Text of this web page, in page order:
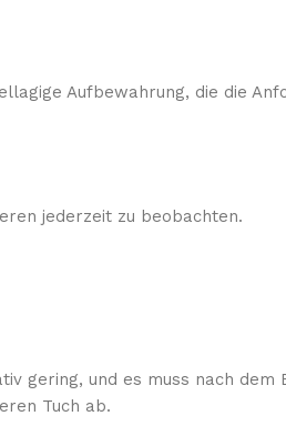
Aufbewahrung, die die
jederzeit zu beobachten.
gering, und es muss nach
Tuch ab.